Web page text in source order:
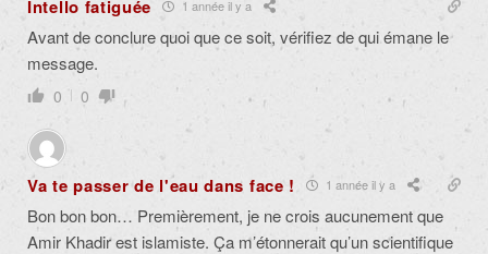
Intello fatiguée 1 année il y a
Avant de conclure quoi que ce soit, vérifiez de qui émane le
message.
0 0
Va te passer de l'eau dans face ! 1 année il y a
Bon bon bon… Premièrement, je ne crois aucunement que
Amir Khadir est islamiste. Ça m’étonnerait qu’un scientifique